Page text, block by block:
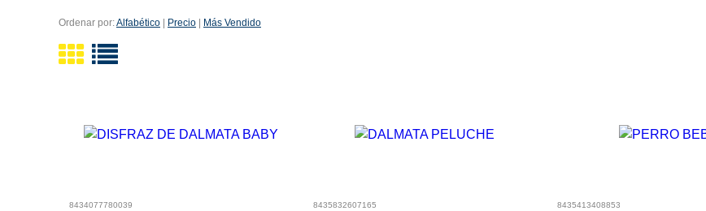
Ordenar por:Alfabético Precio Más Vendido
8434077780039 8435832607165 8435413408853